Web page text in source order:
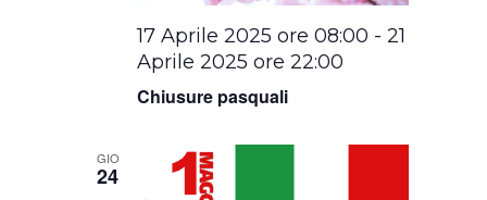
Chiusure pasquali
17 Aprile 2025 ore 08:00 -21
Aprile 2025 ore 22:00
GIO
24